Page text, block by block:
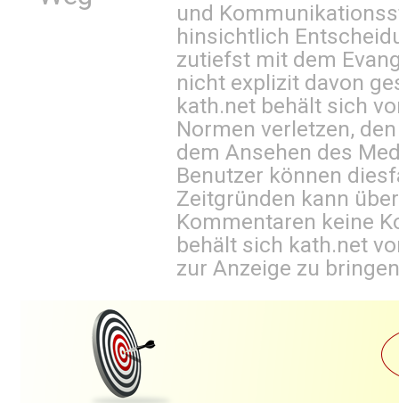
und
hinsichtlich
zutiefst mit dem
nicht explizit davon
kath.net behält sich
Normen verletzen,
dem Ansehen des
Benutzer können
Zeitgründen kann
Kommentaren keine
behält sich kath.net
zur Anzeige zu